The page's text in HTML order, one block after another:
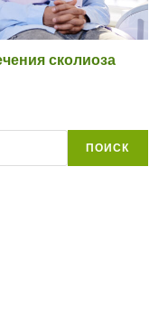
сколиоза
ПОИСК